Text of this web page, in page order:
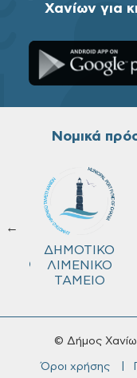
Χανίων για
Νομικά
←
ΔΗΜΟΤΙΚΟ
ΛΙΜΕΝΙΚΟ
ΤΑΜΕΙΟ
© Δήμος
Όροι χρήσης